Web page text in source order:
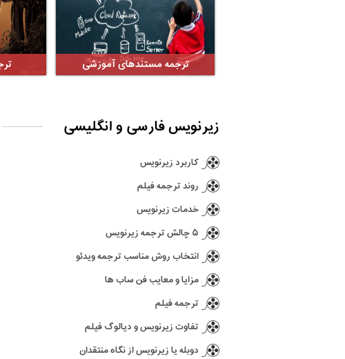
ترجمه مستندهای آموزشی
زیرنویس فارسی و انگلیسی
کاربرد زیرنویس
روند ترجمه فیلم
خدمات زیرنویس
۵ چالش ترجمه زیرنویس
انتخاب روش مناسب ترجمه ویدئو
مزایا و معایب فن ساب ها
ترجمه فیلم
تفاوت زیرنویس و دیالوگ فیلم
دوبله یا زیرنویس از نگاه منتقدان